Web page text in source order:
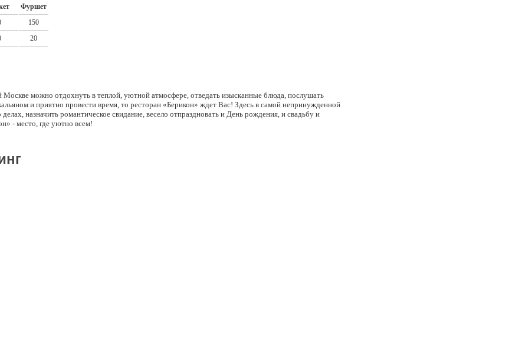
Фуршет
150
20
Москве можно отдохнуть в теплой, уютной атмосфере, отведать изысканные блюда, послушать
и приятно провести время, то ресторан «Берикон» ждет Вас! Здесь в самой непринужденной
назначить романтическое свидание, весело отпраздновать и День рождения, и свадьбу и
- место, где уютно всем!